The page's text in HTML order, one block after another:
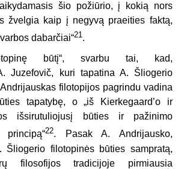
šio požiūrio, į kokią nors
žvelgia kaip į negyvą praeities faktą,
dabarčiai“21.
būtį“, svarbu tai, kad,
Juzefovič, kuri tapatina A. Šliogerio
filotopijos pagrindu vadina
tapatybę, o „iš Kierkegaard’o ir
išsirutuliojusį būties ir pažinimo
principą“22. Pasak A. Andrijausko,
Šliogerio filotopinės būties sampratą,
filosofijos tradicijoje pirmiausia